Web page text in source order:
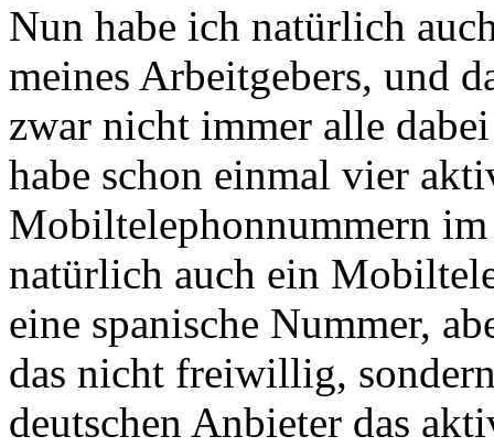
Nun habe ich natürlich
meines Arbeitgebers, und
zwar nicht immer alle
habe schon einmal vier
Mobiltelephonnummern
natürlich auch ein
eine spanische Nummer,
das nicht freiwillig,
deutschen Anbieter das